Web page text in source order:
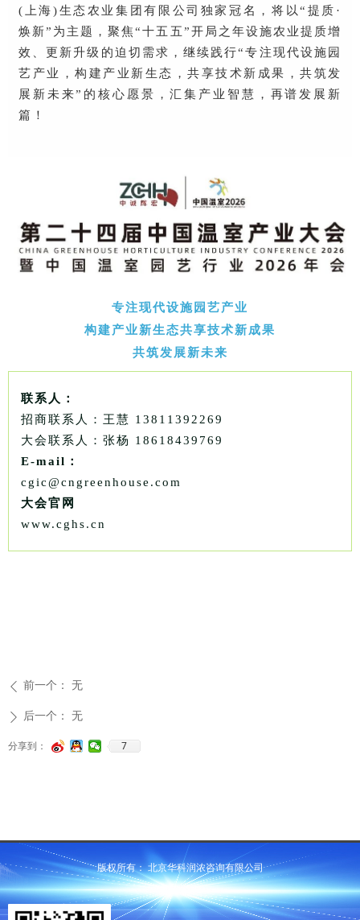
(上海)生态农业集团有限公司独家冠名，将以“提质·
焕新”为主题，聚焦“十五五”开局之年设施农业提质增
效、更新升级的迫切需求，继续践行“专注现代设施园
艺产业，构建产业新生态，共享技术新成果，共筑发
展新未来”的核心愿景，汇集产业智慧，再谱发展新
篇！
专注现代设施园艺产业
构建产业新生态共享技术新成果
共筑发展新未来
联系人：
招商联系人：王慧 13811392269
大会联系人：张杨 18618439769
E-mail：
cgic@cngreenhouse.com
大会官网
www.cghs.cn
ꄴ 前一个： 无
ꄲ 后一个： 无
分享到： 7
版权所有： 北京华科润浓咨询有限公司